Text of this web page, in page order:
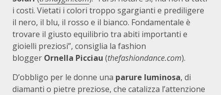
i costi. Vietati i colori troppo sgargianti e prediligere
il nero, il blu, il rosso e il bianco. Fondamentale è
trovare il giusto equilibrio tra abiti importanti e
gioielli preziosi”, consiglia la fashion
blogger Ornella Picciau (thefashiondance.com).
D’obbligo per le donne una parure luminosa, di
diamanti o pietre preziose, che catalizza l’attenzione